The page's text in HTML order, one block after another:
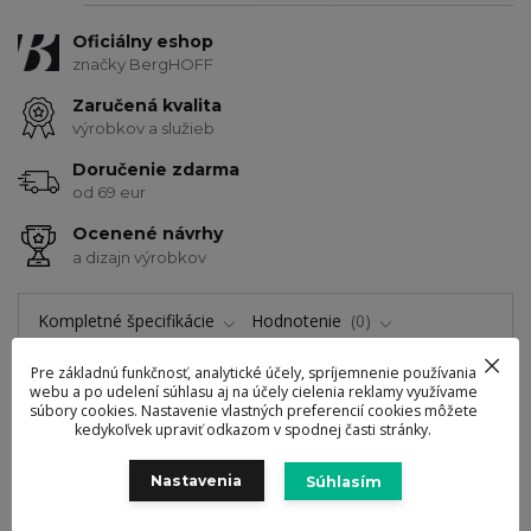
Oficiálny eshop
značky BergHOFF
Zaručená kvalita
výrobkov a služieb
Doručenie zdarma
od 69 eur
Ocenené návrhy
a dizajn výrobkov
Kompletné špecifikácie Hodnotenie
0
Komentáre 0
Kompletné špecifikácie
Pre základnú funkčnosť, analytické účely, spríjemnenie používania
webu a po udelení súhlasu aj na účely cielenia reklamy využívame
súbory cookies. Nastavenie vlastných preferencií cookies môžete
kedykoľvek upraviť odkazom v spodnej časti stránky.
Nastavenia Súhlasím